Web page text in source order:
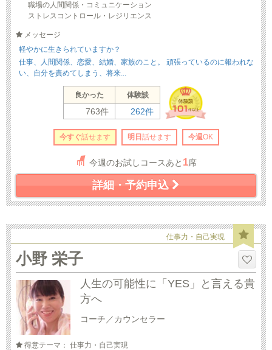
職場の人間関係・コミュニケーション
ストレスコントロール・レジリエンス
メッセージ
軽やかに生きられていますか？
仕事、人間関係、恋愛、結婚、家族のこと。 頑張っているのに報われな
い、自分を責めてしまう、将来...
良かった 体験談
763件 262件
今すぐ話せます 明日 話せます 今週OK
今週のお試しコースあと 1席
詳細・予約申込
仕事力・自己実現
小野 栄子
人生の可能性に「YES」と言える貴
方へ
コーチ／カウンセラー
得意テーマ： 仕事力・自己実現